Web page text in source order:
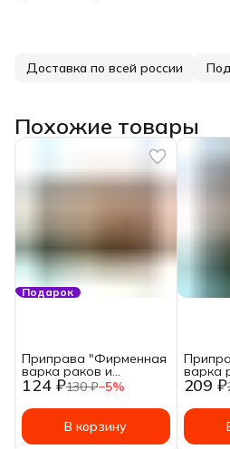
Доставка по всей россии
Похожие товары
Подарок
124 ₽130 ₽−5%
Приправа "Фирменная
варка раков и
креветок" пакетик 50
гр.
В корзину
209 ₽
варка
150 гр